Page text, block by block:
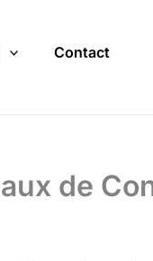
Contact
de